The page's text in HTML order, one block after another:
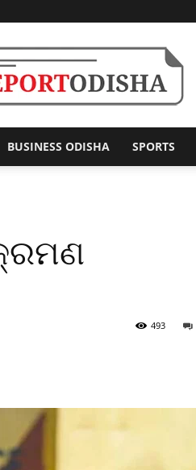
Odisha
BUSINESS ODISHA SPORTS
493